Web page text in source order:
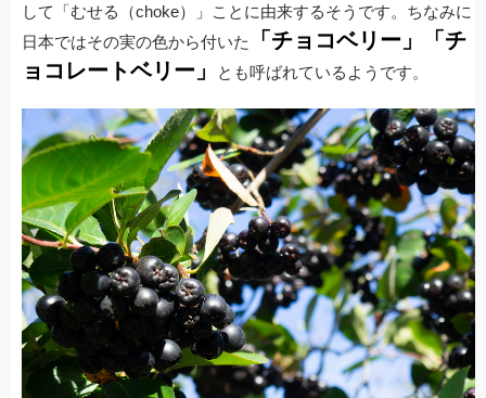
して「むせる（choke）」ことに由来するそうです。ちなみに
日本ではその実の色から付いた
「チョコベリー」「チ
ョコレートベリー」
とも呼ばれているようです。